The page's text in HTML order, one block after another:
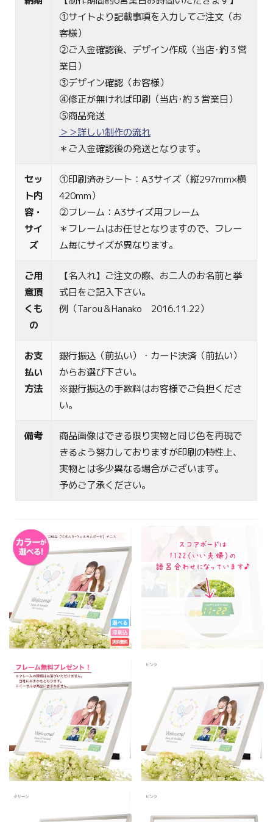
①サイトより記載事項を入力してご注文（お
客様）
②ご入金確認後、デザイン作成（当店･約３営
業日）
③デザイン確認（お客様）
④修正が無ければ印刷（当店･約３営業日）
⑤商品発送
＞＞詳しい制作の流れ
＊ご入金確認後の発送となります。
セッ
ト内
容・
サイ
ズ
①印刷済みシート：A3サイズ（縦297mm×横
420mm）
②フレーム：A3サイズ用フレーム
＊フレームはお任せとなりますので、フレー
ム毎にサイズが異なります。
ご用
意頂
くも
の
【名入れ】ご注文の際、お二人のお名前と挙
式日をご記入下さい。
例（Tarou＆Hanako 2016.11.22）
お支
払い
方法
銀行振込（前払い）・カード決済（前払い）
からお選び下さい。
※銀行振込の手数料はお客様でご負担くださ
い。
備考
商品画像はできる限り実物と同じ色を再現で
きるよう努力しておりますが印刷の特性上、
実物とは多少異なる場合がございます。
予めご了承ください。